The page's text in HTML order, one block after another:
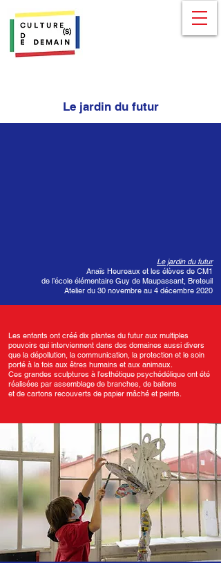
Le jardin du futur
Le jardin du futur
Anaïs Heureaux et les élèves de CM1
de l’école élémentaire Guy de Maupassant, Breteuil
Atelier du 30 novembre au 4 décembre 2020
Les enfants ont créé dix plantes du futur aux multiples
pouvoirs qui interviennent dans des domaines aussi divers
que la dépollution, la communication, la protection et le soin
porté à la fois aux êtres humains et aux animaux.
Ces grandes sculptures à l’esthétique psychédélique ont été
réalisées par assemblage de branches, de ballons
et de cartons recouverts de papier mâché et peints.